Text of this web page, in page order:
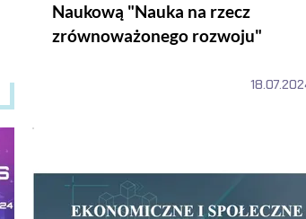
Naukową "Nauka na rzecz
zrównoważonego rozwoju"